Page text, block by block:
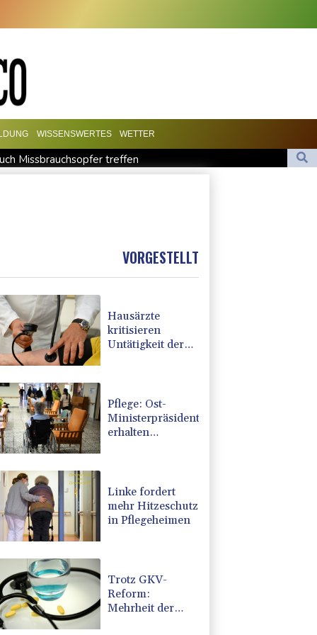
WISSENSWERTES WETTER
Missbrauchsopfer treffen
lässt sich Ziele von der KI vorschlagen
Lina E.
Arabien eingetroffen
VORGESTELLT
Hausärzte
kritisieren
Untätigkeit der
Pflege: Ost-
Ministerpräsidenten
erhalten
Linke fordert
mehr Hitzeschutz
in Pflegeheimen
Trotz GKV-
Reform:
Mehrheit der